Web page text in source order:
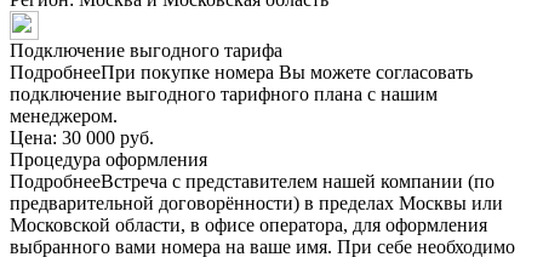
Подключение выгодного тарифа
ПодробнееПри покупке номера Вы можете согласовать
подключение выгодного тарифного плана с нашим
менеджером.
Цена: 30 000 руб.
Процедура оформления
ПодробнееВстреча с представителем нашей компании (по
предварительной договорённости) в пределах Москвы или
Московской области, в офисе оператора, для оформления
выбранного вами номера на ваше имя. При себе необходимо